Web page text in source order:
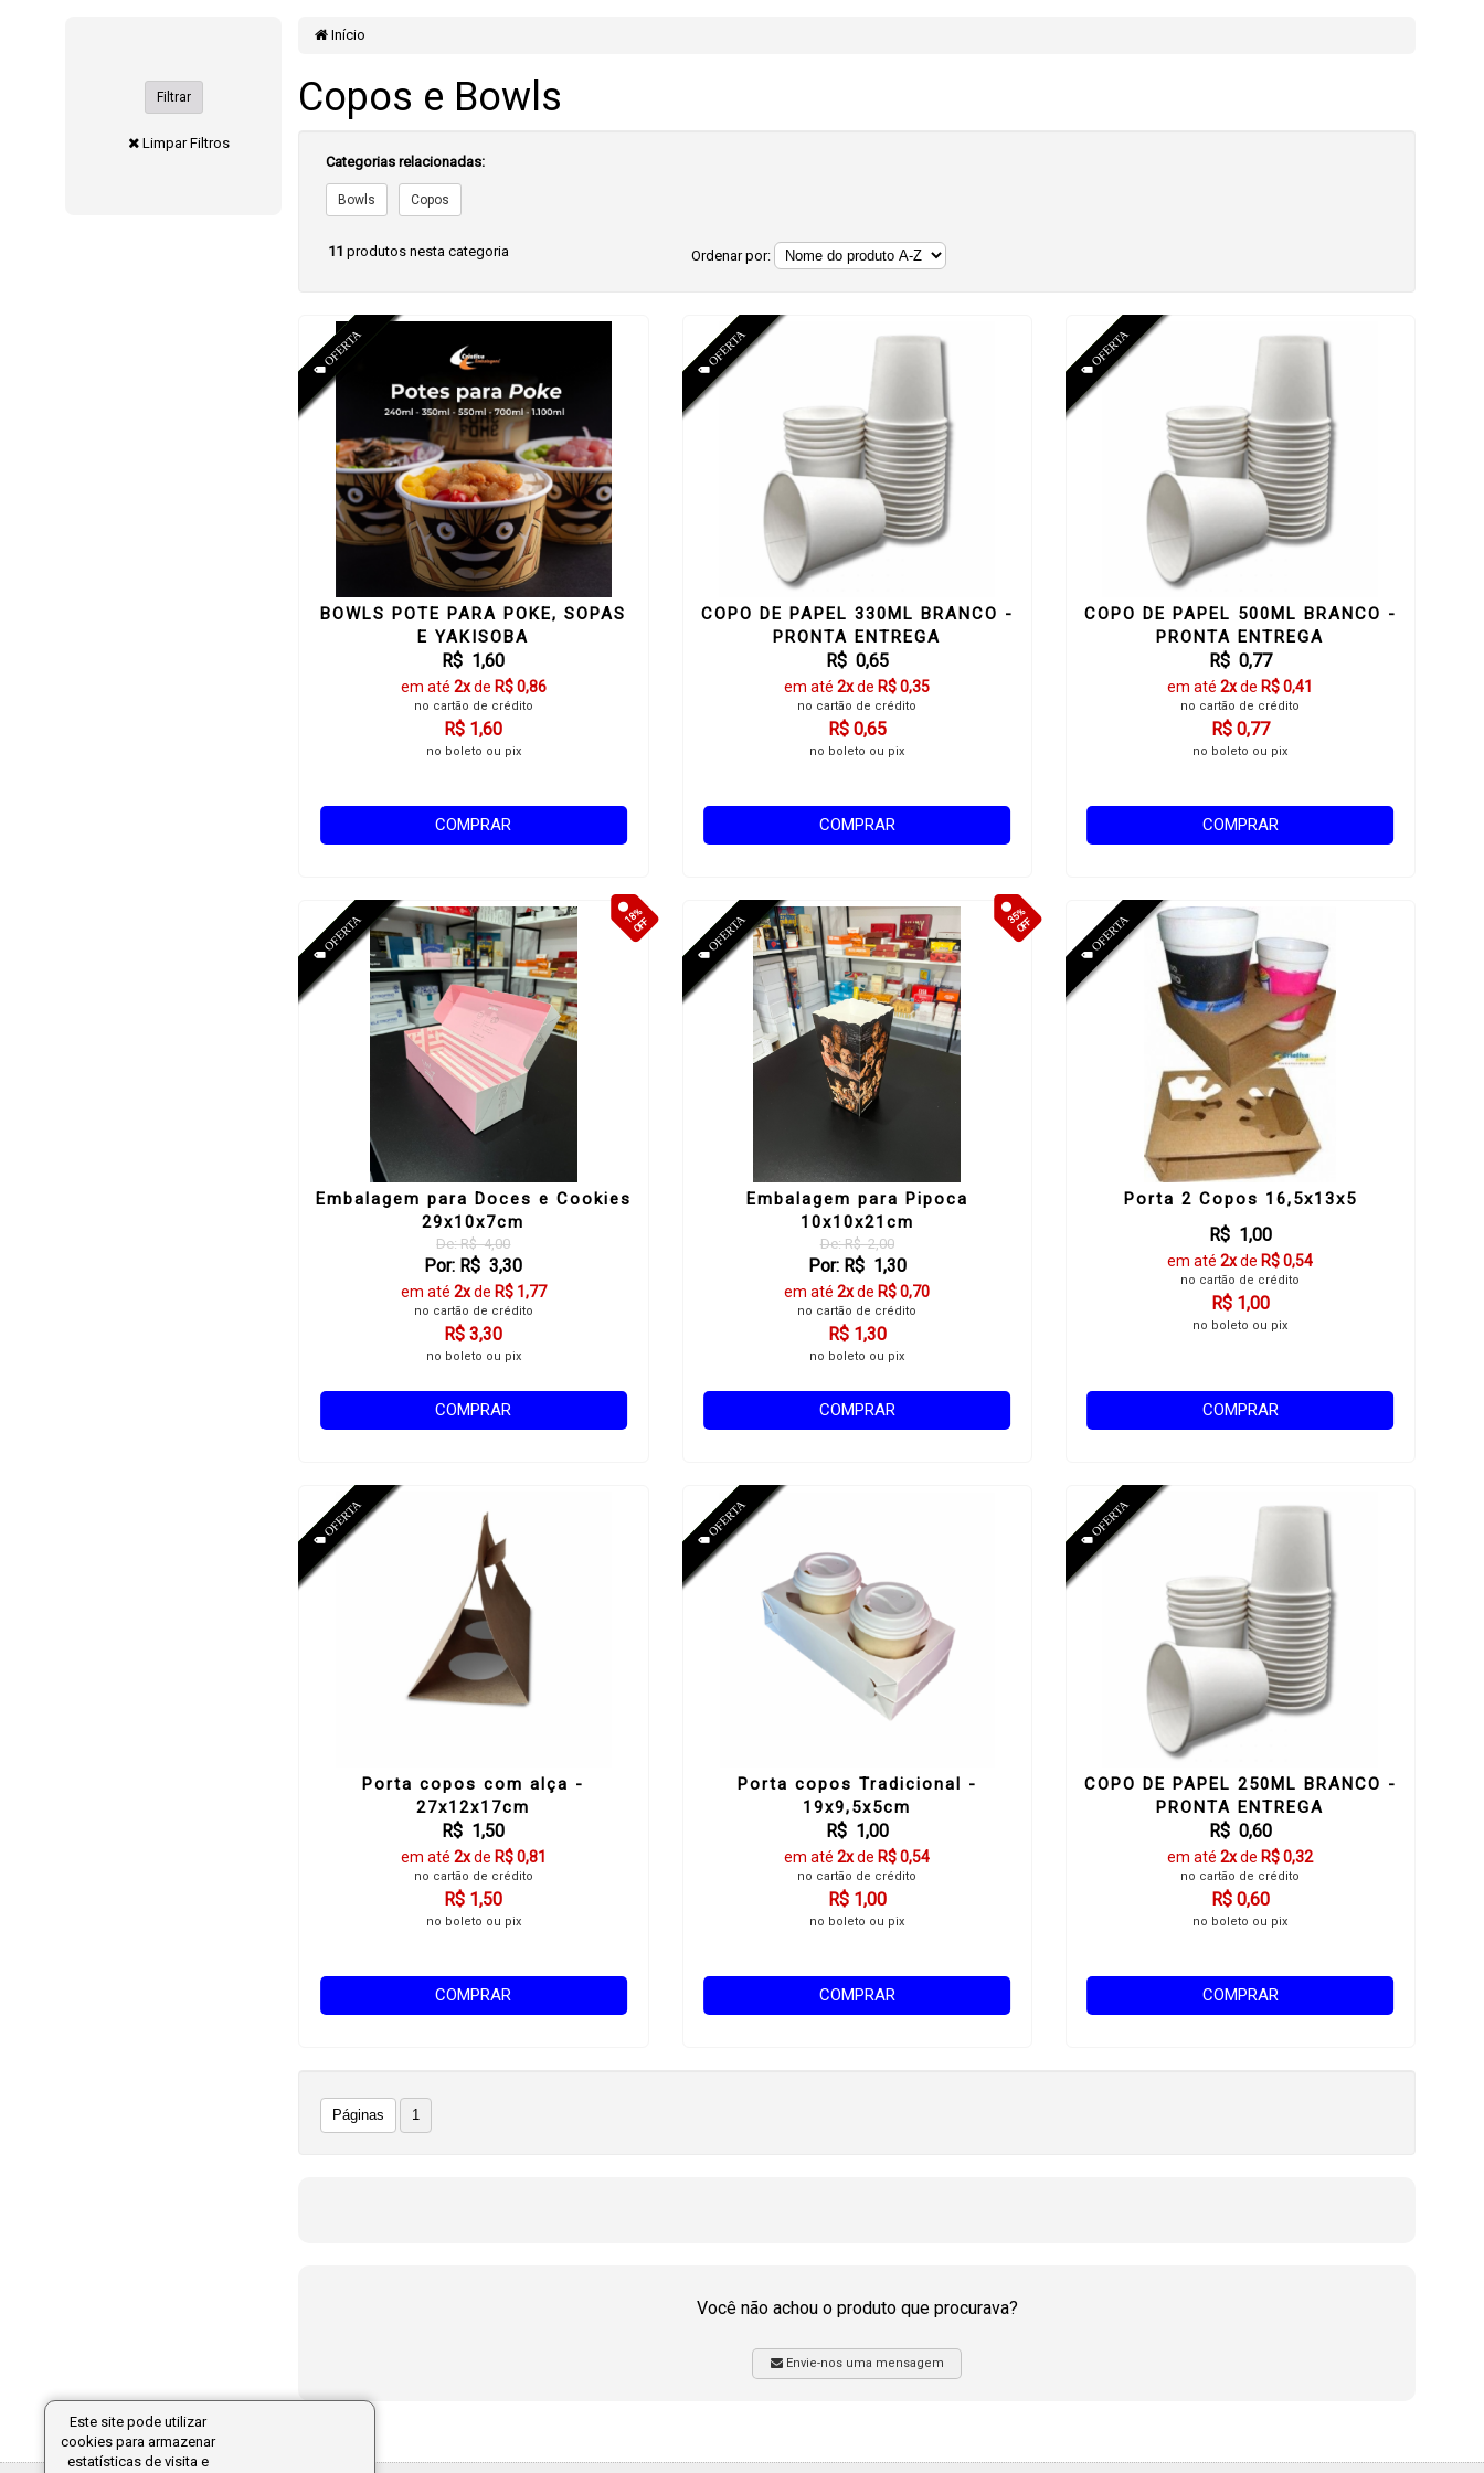
Filtrar
Limpar Filtros
Início
Copos e Bowls
Categorias relacionadas:
Bowls Copos
11 produtos nesta categoria Ordenar por:
BOWLS POTE PARA POKE, SOPAS
E YAKISOBA
R$ 1,60
em até 2xde R$ 0,86
no cartão de crédito
R$ 1,60
no boleto ou pix
COMPRAR
COPO DE PAPEL 330ML BRANCO -
PRONTA ENTREGA
R$ 0,65
em até2xde R$ 0,35
no cartão de crédito
R$ 0,65
no boleto ou pix
COMPRAR
COPO DE PAPEL 500ML BRANCO -
PRONTA ENTREGA
R$ 0,77
em até2xde R$ 0,41
no cartão de crédito
R$ 0,77
no boleto ou pix
COMPRAR
Embalagem para Doces e Cookies
29x10x7cm
18%OFF
De: R$ 4,00
Por: R$ 3,30
em até 2xde R$ 1,77
no cartão de crédito
R$ 3,30
no boleto ou pix
COMPRAR
Embalagem para Pipoca
10x10x21cm
35%OFF
De: R$ 2,00
Por: R$ 1,30
em até2xde R$ 0,70
no cartão de crédito
R$ 1,30
no boleto ou pix
COMPRAR
Porta 2 Copos 16,5x13x5
R$ 1,00
em até2xde R$ 0,54
no cartão de crédito
R$ 1,00
no boleto ou pix
COMPRAR
Porta copos com alça -
27x12x17cm
R$ 1,50
em até 2xde R$ 0,81
no cartão de crédito
R$ 1,50
no boleto ou pix
COMPRAR
Porta copos Tradicional -
19x9,5x5cm
R$ 1,00
em até2xde R$ 0,54
no cartão de crédito
R$ 1,00
no boleto ou pix
COMPRAR
COPO DE PAPEL 250ML BRANCO -
PRONTA ENTREGA
R$ 0,60
em até2xde R$ 0,32
no cartão de crédito
R$ 0,60
no boleto ou pix
COMPRAR
Páginas 1
Você não achou o produto que procurava?
Envie-nos uma mensagem
Este site pode utilizar
cookies para armazenar
estatísticas de visita e